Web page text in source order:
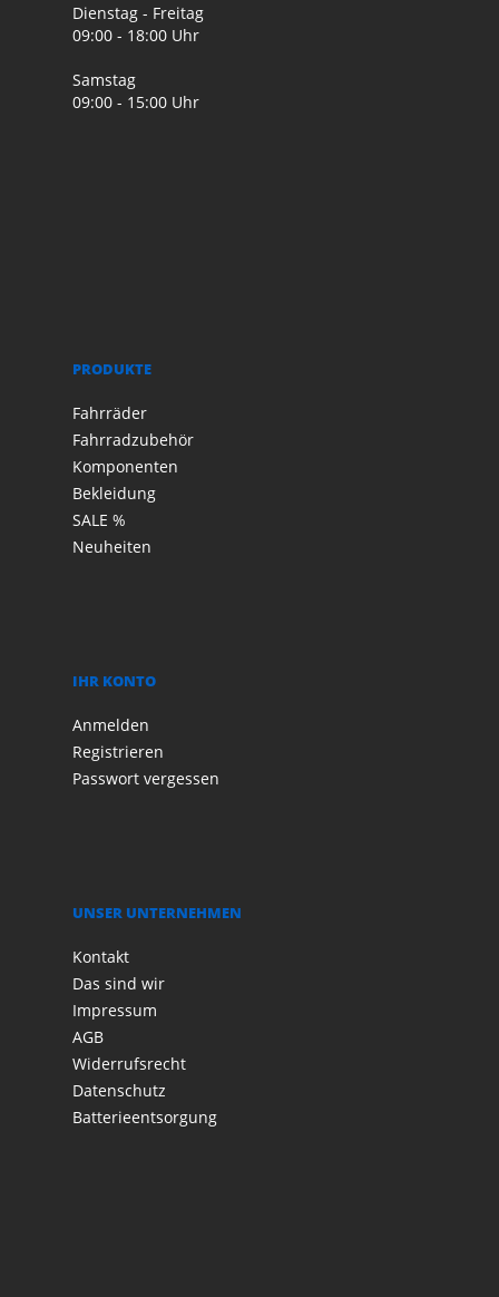
Dienstag - Freitag
09:00 - 18:00 Uhr
Samstag
09:00 - 15:00 Uhr
PRODUKTE
Fahrräder
Fahrradzubehör
Komponenten
Bekleidung
SALE %
Neuheiten
IHR KONTO
Anmelden
Registrieren
Passwort vergessen
UNSER UNTERNEHMEN
Kontakt
Das sind wir
Impressum
AGB
Widerrufsrecht
Datenschutz
Batterieentsorgung